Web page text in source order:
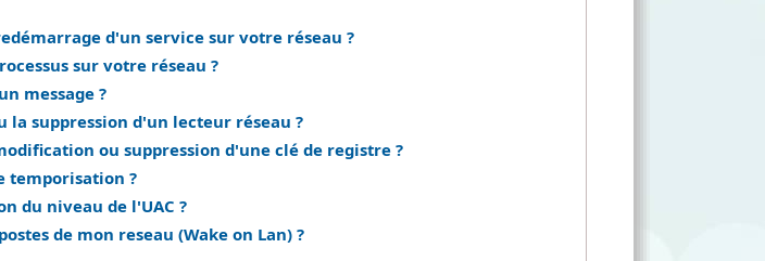
d'un service sur votre réseau ?
sur votre réseau ?
message ?
suppression d'un lecteur réseau ?
ou suppression d'une clé de registre ?
temporisation ?
du niveau de l'UAC ?
de mon reseau (Wake on Lan) ?